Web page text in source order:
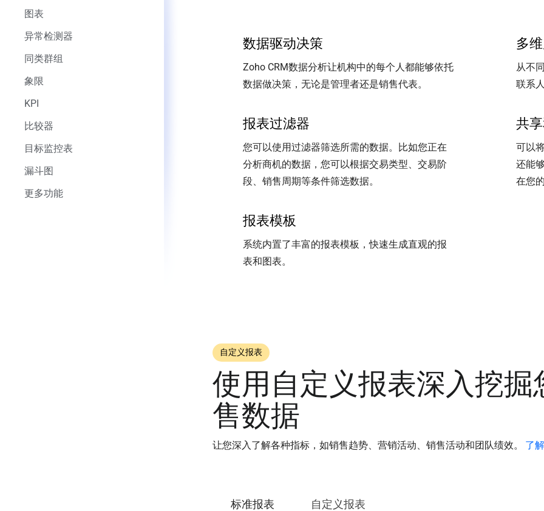
图表
异常检测器
同类群组
象限
KPI
比较器
目标监控表
漏斗图
更多功能
数据驱动决策
Zoho CRM数据分析让机构中的每个人都能够依托
数据做决策，无论是管理者还是销售代表。
多
从不
联系
报表过滤器
您可以使用过滤器筛选所需的数据。比如您正在
分析商机的数据，您可以根据交易类型、交易阶
段、销售周期等条件筛选数据。
共
可以
还能
在您
报表模板
系统内置了丰富的报表模板，快速生成直观的报
表和图表。
自定义报表
使用自定义报表深入挖掘
售数据
让您深入了解各种指标，如销售趋势、营销活动、销售活动和团队绩效。 了
标准报表 自定义报表